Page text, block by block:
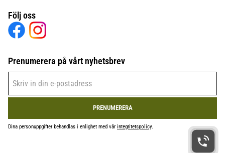
Följ oss
Prenumerera på vårt nyhetsbrev
PRENUMERERA
Dina personuppgifter behandlas i enlighet med vårintegritetspolicy.